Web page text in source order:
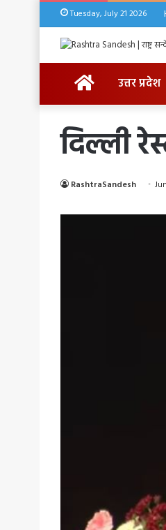
Tuesday, July 21 2026
HOMEउत्तर प्रदेश
दिल्ली
RashtraSandesh